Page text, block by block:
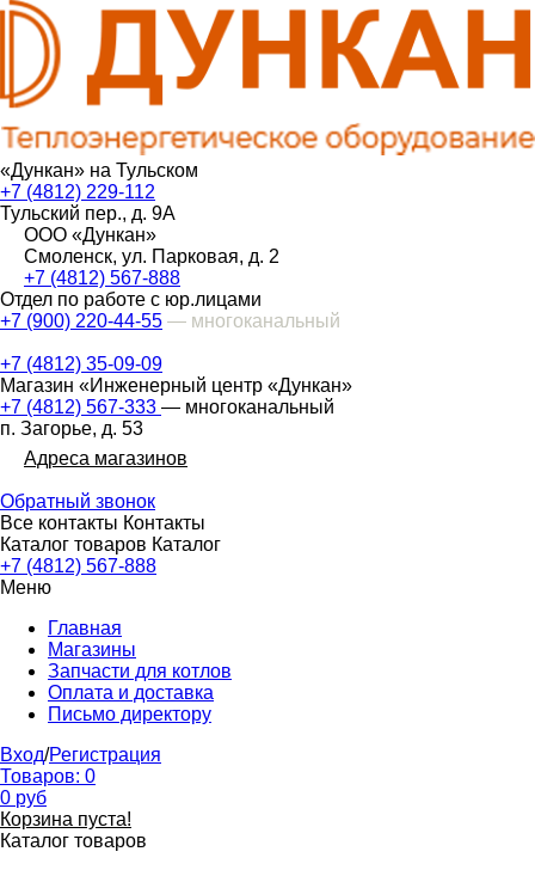
«Дункан» на Тульском
+7 (4812) 229-112
Тульский пер., д. 9А
ООО «Дункан»
Смоленск, ул. Парковая, д. 2
+7 (4812) 567-888
Отдел по работе с юр.лицами
+7 (900) 220-44-55 — многоканальный
+7 (4812) 35-09-09
Магазин «Инженерный центр «Дункан»
+7 (4812) 567-333 — многоканальный
п. Загорье, д. 53
Адреса магазинов
Обратный звонок
Все контакты Контакты
Каталог товаров Каталог
+7 (4812) 567-888
Меню
Главная
Магазины
Запчасти для котлов
Оплата и доставка
Письмо директору
Вход/Регистрация
Товаров: 0
0 руб
Корзина пуста!
Каталог товаров